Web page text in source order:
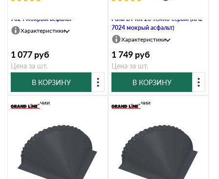
7024 мокрый асфальт
Характеристики
1 077 руб
Цена за шт.
В КОРЗИНУ
Pural BT RR 23 темно-серый (RAL
7024 мокрый асфальт)
Характеристики
1 749 руб
Цена за шт.
В КОРЗИНУ
В наличии В наличии